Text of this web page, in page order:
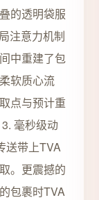
的透明袋服
注意力机制
中重建了包
软质心流
点与预计重
毫秒级动
送带上TVA
。更震撼的
包裹时TVA